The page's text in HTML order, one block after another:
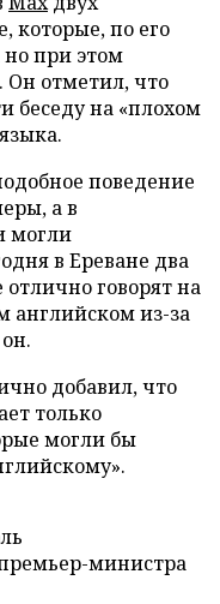
которые, по его
но при этом
Он отметил, что
беседу на «плохом
поведение
а в
могли
в Ереване два
говорят на
английском из-за
добавил, что
только
могли бы
министра